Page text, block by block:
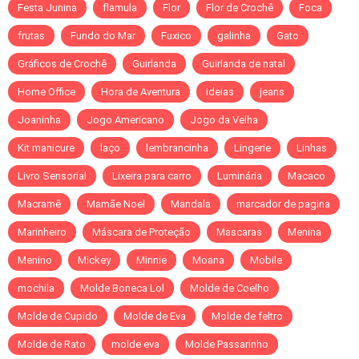
Festa Junina flamula Flor Flor de Crochê Foca
frutas Fundo do Mar Fuxico galinha Gato
Gráficos de Crochê Guirlanda Guirlanda de natal
Home Office Hora de Aventura ideias jeans
Joaninha Jogo Americano Jogo da Velha
Kit manicure laço lembrancinha Lingerie Linhas
Livro Sensorial Lixeira para carro Luminária Macaco
Macramê Mamãe Noel Mandala marcador de pagina
Marinheiro Máscara de Proteção Mascaras Menina
Menino Mickey Minnie Moana Mobile
mochila Molde Boneca Lol Molde de Coelho
Molde de Cupido Molde de Eva Molde de feltro
Molde de Rato molde eva Molde Passarinho